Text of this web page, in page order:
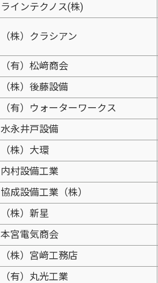
ラインテクノス(株)
（株）クラシアン
（有）松﨑商会
（株）後藤設備
（有）ウォーターワークス
水永井戸設備
（株）大環
内村設備工業
協成設備工業（株）
（株）新星
本宮電気商会
（株）宮﨑工務店
（有）丸光工業